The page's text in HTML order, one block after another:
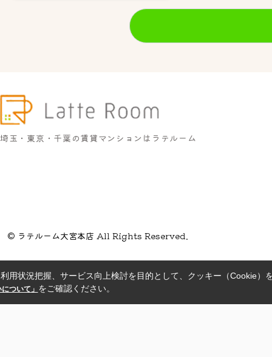
埼玉・東京・千葉の賃貸マンションはラテルーム
© ラテルーム大宮本店 All Rights Reserved.
用状況把握、サービス向上検討を目的として、クッキー（Cookie）
ついて」 をご確認ください。